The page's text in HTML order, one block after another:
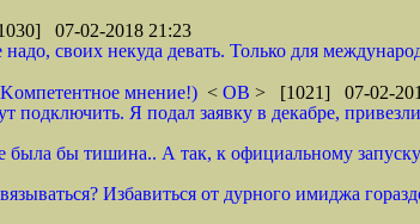
07-02-2018 21:23
своих некуда девать. Только для
мнение!) < ОВ > [1021] 07-02-
Я подал заявку в декабре,
была бы тишина.. А так, к официальному
Избавиться от дурного имиджа